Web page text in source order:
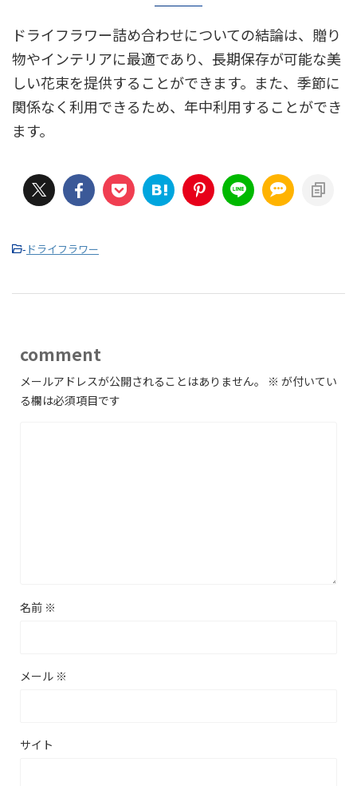
ドライフラワー詰め合わせについての結論は、贈り
物やインテリアに最適であり、長期保存が可能な美
しい花束を提供することができます。また、季節に
関係なく利用できるため、年中利用することができ
ます。
- ドライフラワー
comment
メールアドレスが公開されることはありません。 ※ が付いてい
る欄は必須項目です
名前 ※
メール ※
サイト